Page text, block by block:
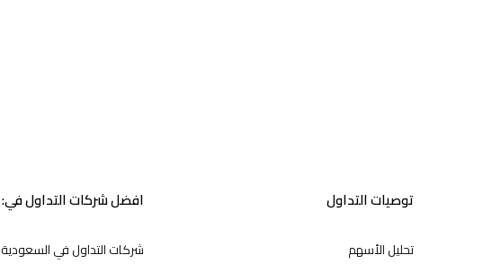
توصيات التداول
تحليل الأسهم
افضل شركات التداول في:
شركات التداول في السعودية